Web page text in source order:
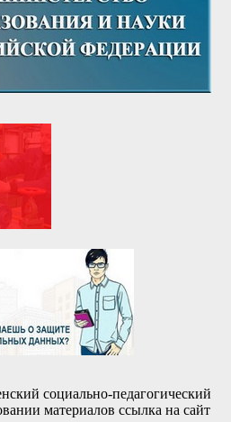
социально-педагогический
материалов ссылка на сайт